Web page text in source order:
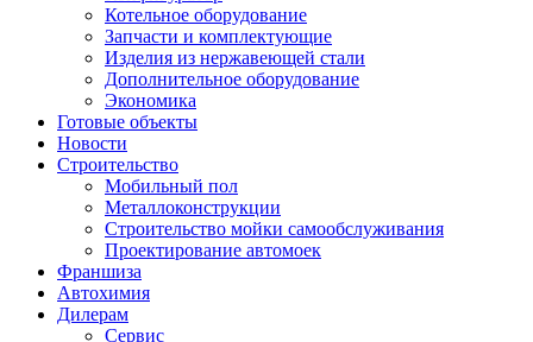
Котельное оборудование
Запчасти и комплектующие
Изделия из нержавеющей стали
Дополнительное оборудование
Экономика
Готовые объекты
Новости
Строительство
Мобильный пол
Металлоконструкции
Строительство мойки самообслуживания
Проектирование автомоек
Франшиза
Автохимия
Дилерам
Сервис